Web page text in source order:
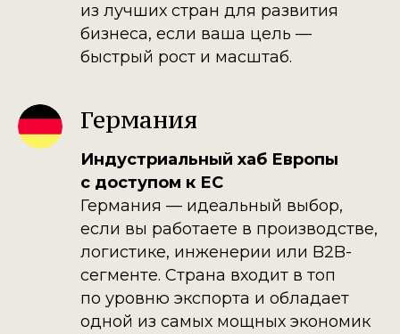
из лучших стран для развития
бизнеса, если ваша цель —
быстрый рост и масштаб.
Германия
Индустриальный хаб Европы
с доступом к ЕС
Германия — идеальный выбор,
если вы работаете в производстве,
логистике, инженерии или B2B-
сегменте. Страна входит в топ
по уровню экспорта и обладает
одной из самых мощных экономик